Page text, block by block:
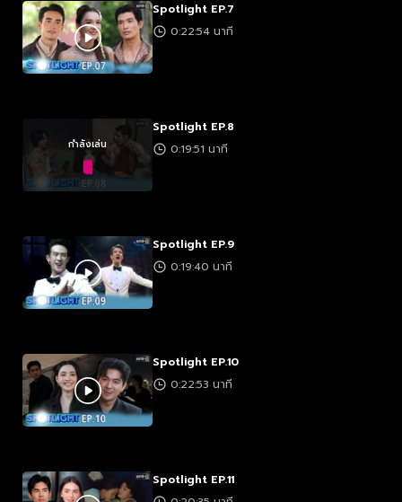
Spotlight EP.7
0:22:54 นาที
กำลังเล่น
Spotlight EP.8
0:19:51 นาที
Spotlight EP.9
0:19:40 นาที
Spotlight EP.10
0:22:53 นาที
Spotlight EP.11